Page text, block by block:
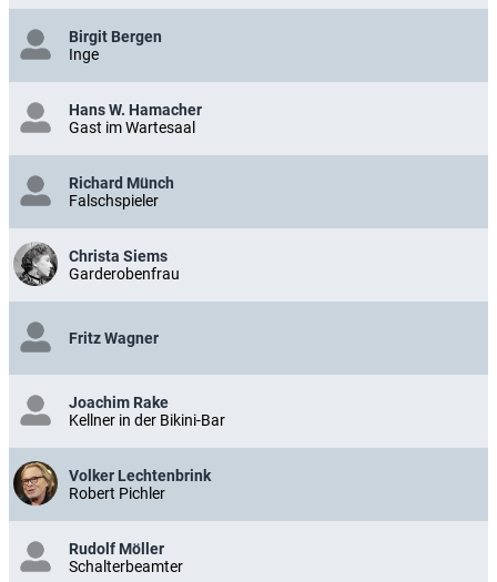
Birgit Bergen
Inge
Hans W. Hamacher
Gast im Wartesaal
Richard Münch
Falschspieler
Christa Siems
Garderobenfrau
Fritz Wagner
Joachim Rake
Kellner in der Bikini-Bar
Volker Lechtenbrink
Robert Pichler
Rudolf Möller
Schalterbeamter